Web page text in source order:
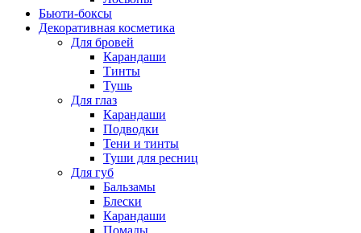
Бьюти-боксы
Декоративная косметика
Для бровей
Карандаши
Тинты
Тушь
Для глаз
Карандаши
Подводки
Тени и тинты
Туши для ресниц
Для губ
Бальзамы
Блески
Карандаши